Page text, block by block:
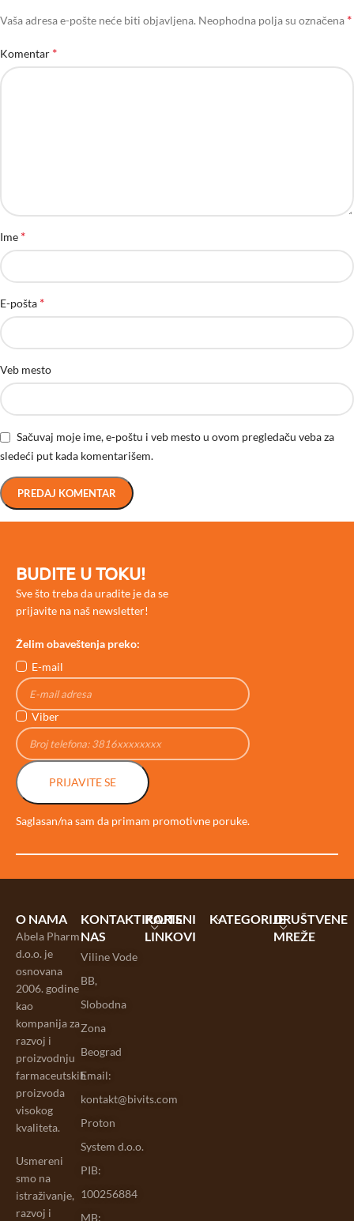
Vaša adresa e-pošte neće biti objavljena. Neophodna polja su označena *
Komentar *
Ime *
E-pošta *
Veb mesto
Sačuvaj moje ime, e-poštu i veb mesto u ovom pregledaču veba za
sledeći put kada komentarišem.
BUDITE U TOKU!
Sve što treba da uradite je da se
prijavite na naš newsletter!
Želim obaveštenja preko:
E-mail
Viber
PRIJAVITE SE
Saglasan/na sam da primam promotivne poruke.
O NAMA
Abela Pharm
d.o.o. je
osnovana
2006. godine
kao
kompanija za
razvoj i
proizvodnju
farmaceutskih
proizvoda
visokog
kvaliteta.
Usmereni
smo na
istraživanje,
razvoj i
KONTAKTIRAJTE
NAS
Viline Vode
BB,
Slobodna
Zona
Beograd
Email:
kontakt@bivits.com
Proton
System d.o.o.
PIB:
100256884
MB:
KORISNI
LINKOVI
KATEGORIJEDRUŠTVENE
MREŽE